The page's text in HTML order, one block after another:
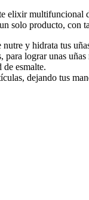
multifuncional
solo producto, con
y hidrata tus
lograr unas uñas
esmalte.
dejando tus